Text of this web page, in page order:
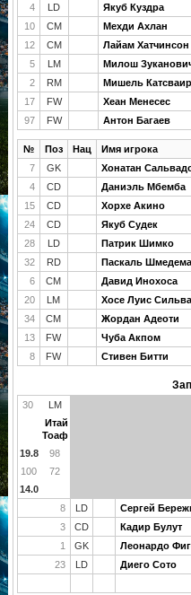
4
LD Якуб Куздра
10
CM Мехди Ахлан
12
CM Лайам Хатчинсон
5
LM Милош
2
RM Мишель
17
FW Хеан Менесес
97
FW Антон Багаев
№ Поз Нац Имя игрока
7
GK Хонатан
4
CD Даниэль Мбемба
15
CD Хорхе Акино
24
CD Якуб Судек
28
LD Патрик Шимко
32
RD Паскаль
6
CM Давид Инохоса
20
LM Хосе Луис Сильва
34
CM Жордан Адеоти
13
FW Чуба Акпом
8
FW Стивен Битти
30
LM
Итай
Тоаф
19.8
98
100
72
14.0
8
LD Сергей
3
CD Кадир Булут
1
GK Леонардо
23
LD Диего Сото